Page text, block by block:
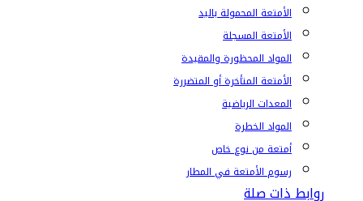
الأمتعة المحمولة باليد
الأمتعة المسجلة
المواد المحظورة والمقيدة
الأمتعة المتأخرة أو المتضررة
المعدات الرياضية
المواد الخطرة
أمتعة من نوع خاص
رسوم الأمتعة في المطار
روابط ذات صلة